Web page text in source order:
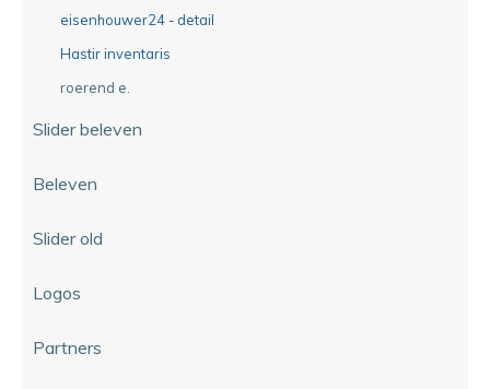
eisenhouwer24 - detail
Hastir inventaris
roerend e.
Slider beleven
Beleven
Slider old
Logos
Partners